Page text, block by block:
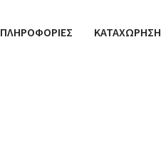
ΠΛΗΡΟΦΟΡΙΕΣ ΚΑΤΑΧΩΡΗΣΗ